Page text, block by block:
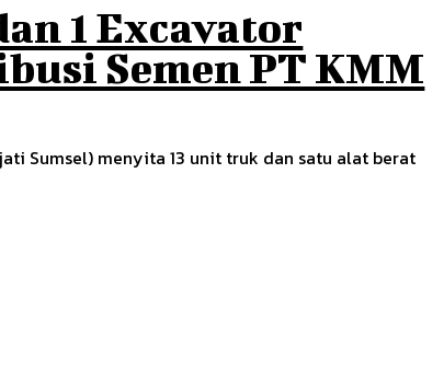
1 Excavator
Semen PT KMM
Sumsel) menyita 13 unit truk dan satu alat berat